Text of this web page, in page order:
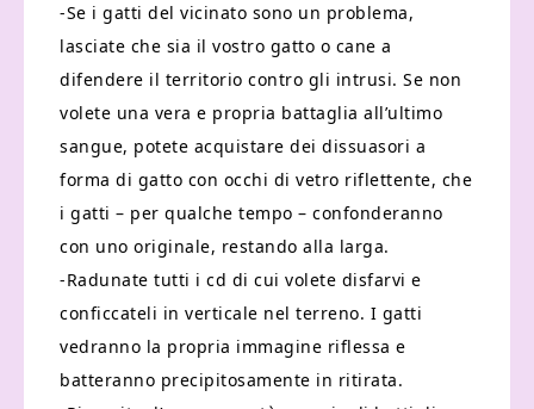
-Se i gatti del vicinato sono un problema,
lasciate che sia il vostro gatto o cane a
difendere il territorio contro gli intrusi. Se non
volete una vera e propria battaglia all’ultimo
sangue, potete acquistare dei dissuasori a
forma di gatto con occhi di vetro riflettente, che
i gatti – per qualche tempo – confonderanno
con uno originale, restando alla larga.
-Radunate tutti i cd di cui volete disfarvi e
conficcateli in verticale nel terreno. I gatti
vedranno la propria immagine riflessa e
batteranno precipitosamente in ritirata.